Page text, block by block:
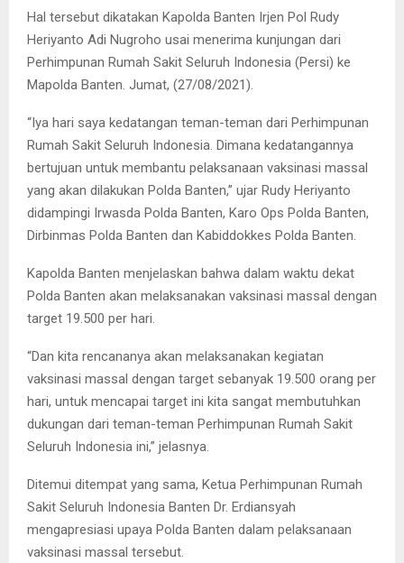
Hal tersebut dikatakan Kapolda Banten Irjen Pol Rudy
Heriyanto Adi Nugroho usai menerima kunjungan dari
Perhimpunan Rumah Sakit Seluruh Indonesia (Persi) ke
Mapolda Banten. Jumat, (27/08/2021).
“Iya hari saya kedatangan teman-teman dari Perhimpunan
Rumah Sakit Seluruh Indonesia. Dimana kedatangannya
bertujuan untuk membantu pelaksanaan vaksinasi massal
yang akan dilakukan Polda Banten,” ujar Rudy Heriyanto
didampingi Irwasda Polda Banten, Karo Ops Polda Banten,
Dirbinmas Polda Banten dan Kabiddokkes Polda Banten.
Kapolda Banten menjelaskan bahwa dalam waktu dekat
Polda Banten akan melaksanakan vaksinasi massal dengan
target 19.500 per hari.
“Dan kita rencananya akan melaksanakan kegiatan
vaksinasi massal dengan target sebanyak 19.500 orang per
hari, untuk mencapai target ini kita sangat membutuhkan
dukungan dari teman-teman Perhimpunan Rumah Sakit
Seluruh Indonesia ini,” jelasnya.
Ditemui ditempat yang sama, Ketua Perhimpunan Rumah
Sakit Seluruh Indonesia Banten Dr. Erdiansyah
mengapresiasi upaya Polda Banten dalam pelaksanaan
vaksinasi massal tersebut.